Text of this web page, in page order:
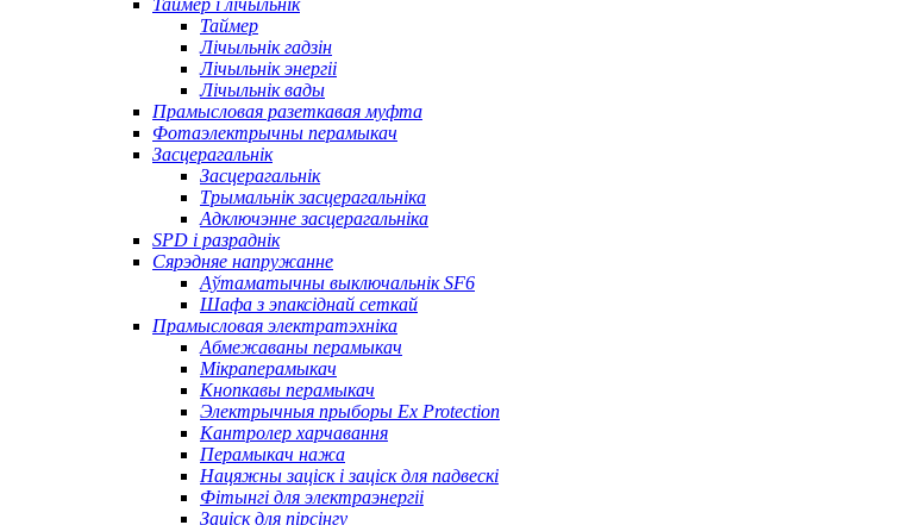
Таймер і лічыльнік
Таймер
Лічыльнік гадзін
Лічыльнік энергіі
Лічыльнік вады
Прамысловая разеткавая муфта
Фотаэлектрычны перамыкач
Засцерагальнік
Засцерагальнік
Трымальнік засцерагальніка
Адключэнне засцерагальніка
SPD і разраднік
Сярэдняе напружанне
Аўтаматычны выключальнік SF6
Шафа з эпаксіднай сеткай
Прамысловая электратэхніка
Абмежаваны перамыкач
Мікраперамыкач
Кнопкавы перамыкач
Электрычныя прыборы Ex Protection
Кантролер харчавання
Перамыкач нажа
Нацяжны заціск і заціск для падвескі
Фітынгі для электраэнергіі
Заціск для пірсінгу